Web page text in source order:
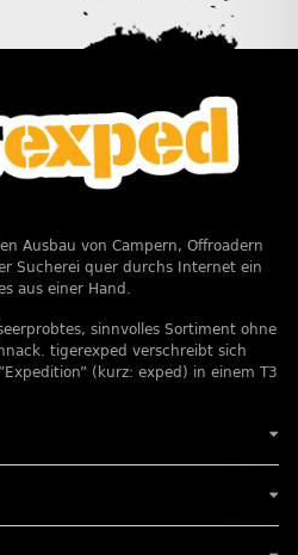
Ausbau von Campern, Offroadern
Sucherei quer durchs Internet ein
aus einer Hand.
sinnvolles Sortiment ohne
tigerexped verschreibt sich
(kurz: exped) in einem T3